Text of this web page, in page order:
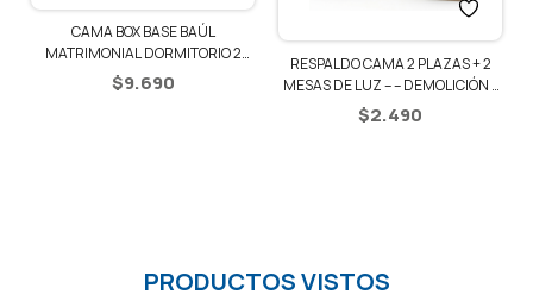
CAMA BOX BASE BAÚL
MATRIMONIAL DORMITORIO 2
PLAZAS
$9.690
RESPALDO CAMA 2 PLAZAS + 2
MESAS DE LUZ – – DEMOLICIÓN /
NEGRO
$2.490
PRODUCTOS VISTOS